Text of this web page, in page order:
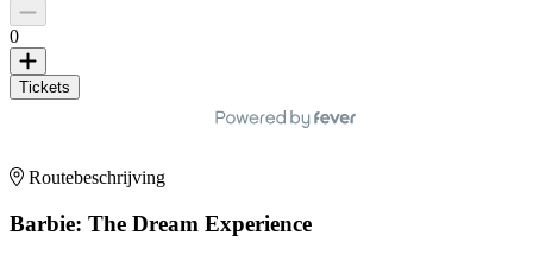
Routebeschrijving
Barbie: The Dream Experience
0
Tickets